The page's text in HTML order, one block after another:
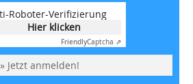
Roboter-Verifizierung
Hier klicken
FriendlyCaptcha ⇗
» Jetzt anmelden!